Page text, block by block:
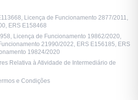
Licença de Funcionamento 2877/2011,
ERS E158468
Licença de Funcionamento 19862/2020,
21990/2022, ERS E156185, ERS
19824/2020
Relativa à Atividade de Intermediário de
e Condições